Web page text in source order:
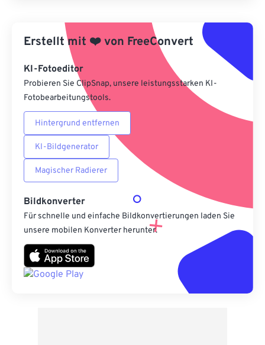
Aus Vorgabe anwenden
Als Vorgabe speichern
Erstellt mit ❤️von FreeConvert
KI-Fotoeditor
Probieren Sie ClipSnap, unsere leistungsstarken KI-
Fotobearbeitungstools.
Hintergrund entfernen
KI-Bildgenerator
Magischer Radierer
Bildkonverter
Für schnelle und einfache Bildkonvertierungen laden Sie
unsere mobilen Konverter herunter.